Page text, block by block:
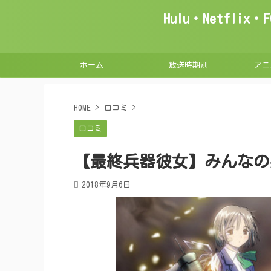
Hulu・Netflix・
ホーム 放送時期別 ア
HOME > 口コミ >
口コミ
【最終兵器彼女】みんな
2018年9月6日